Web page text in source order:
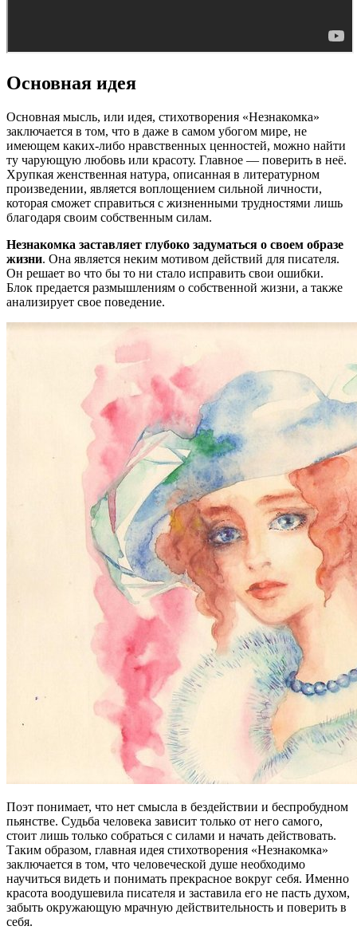
Основная идея
Основная мысль, или идея, стихотворения «Незнакомка»
заключается в том, что в даже в самом убогом мире, не
имеющем каких-либо нравственных ценностей, можно найти
ту чарующую любовь или красоту. Главное — поверить в неё.
Хрупкая женственная натура, описанная в литературном
произведении, является воплощением сильной личности,
которая сможет справиться с жизненными трудностями лишь
благодаря своим собственным силам.
Незнакомка заставляет глубоко задуматься о своем образе
жизни. Она является неким мотивом действий для писателя.
Он решает во что бы то ни стало исправить свои ошибки.
Блок предается размышлениям о собственной жизни, а также
анализирует свое поведение.
Поэт понимает, что нет смысла в бездействии и беспробудном
пьянстве. Судьба человека зависит только от него самого,
стоит лишь только собраться с силами и начать действовать.
Таким образом, главная идея стихотворения «Незнакомка»
заключается в том, что человеческой душе необходимо
научиться видеть и понимать прекрасное вокруг себя. Именно
красота воодушевила писателя и заставила его не пасть духом,
забыть окружающую мрачную действительность и поверить в
себя.